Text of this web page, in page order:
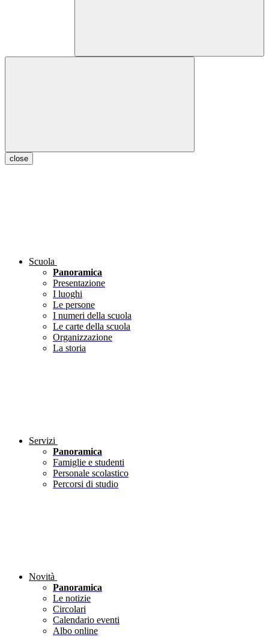
close
Scuola
Panoramica
Presentazione
I luoghi
Le persone
I numeri della scuola
Le carte della scuola
Organizzazione
La storia
Servizi
Panoramica
Famiglie e studenti
Personale scolastico
Percorsi di studio
Novità
Panoramica
Le notizie
Circolari
Calendario eventi
Albo online